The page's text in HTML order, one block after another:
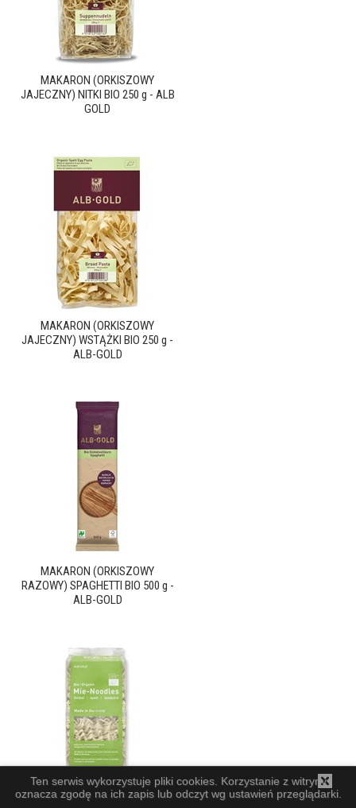
MAKARON (ORKISZOWY
JAJECZNY) NITKI BIO 250 g - ALB
GOLD
MAKARON (ORKISZOWY
JAJECZNY) WSTĄŻKI BIO 250 g -
ALB-GOLD
MAKARON (ORKISZOWY
RAZOWY) SPAGHETTI BIO 500 g -
ALB-GOLD
Ten serwis wykorzystuje pliki cookies. Korzystanie z witryny
oznacza zgodę na ich zapis lub odczyt wg ustawień przeglądarki.